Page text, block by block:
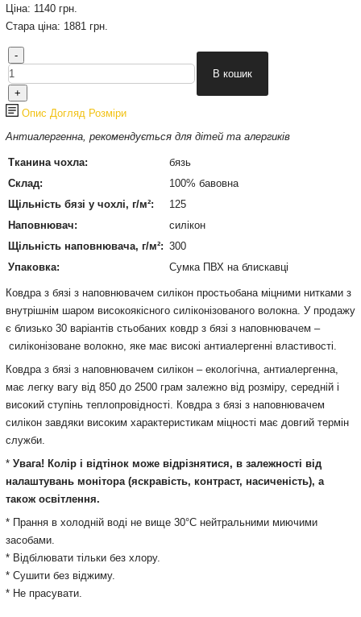
Ціна: 1140 грн.
Стара ціна: 1881 грн.
Опис Догляд Розміри
Антиалергенна, рекомендується для дітей та алергиків
Тканина чохла:
бязь
Склад:
100% бавовна
Щільність бязі у чохлі, г/м²:
125
Наповнювач:
силікон
Щільність наповнювача, г/м²: 300
Упаковка:
Сумка ПВХ на блискавці
Ковдра з бязі з наповнювачем силікон простьобана міцними нитками з
внутрішнім шаром високоякісного силіконізованого волокна. У продажу
є близько 30 варіантів стьобаних ковдр з бязі з наповнювачем –
силіконізоване волокно, яке має високі антиалергенні властивості.
Ковдра з бязі з наповнювачем силікон – екологічна, антиалергенна,
має легку вагу від 850 до 2500 грам залежно від розміру, середній і
високий ступінь теплопровідності. Ковдра з бязі з наповнювачем
силікон завдяки високим характеристикам міцності має довгий термін
служби.
*Увага! Колір і відтінок може відрізнятися, в залежності від
налаштувань монітора (яскравість, контраст, насиченість), а
також освітлення.
* Прання в холодній воді не вище 30°С нейтральними миючими
засобами.
* Відбілювати тільки без хлору.
* Сушити без віджиму.
* Не прасувати.